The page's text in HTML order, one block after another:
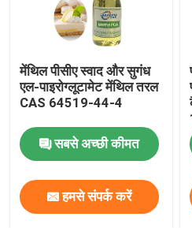
मेंथिल पीसीए स्वाद और सुगंध
एल-पाइरोग्लूटामेट मेंथिल तरल
CAS 64519-44-4
सबसे अच्छी कीमत
हमसे संपर्क करें